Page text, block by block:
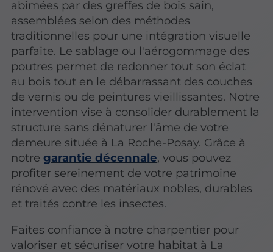
abîmées par des greffes de bois sain,
assemblées selon des méthodes
traditionnelles pour une intégration visuelle
parfaite. Le sablage ou l'aérogommage des
poutres permet de redonner tout son éclat
au bois tout en le débarrassant des couches
de vernis ou de peintures vieillissantes. Notre
intervention vise à consolider durablement la
structure sans dénaturer l'âme de votre
demeure située à La Roche-Posay. Grâce à
notregarantie décennale, vous pouvez
profiter sereinement de votre patrimoine
rénové avec des matériaux nobles, durables
et traités contre les insectes.
Faites confiance à notre charpentier pour
valoriser et sécuriser votre habitat à La